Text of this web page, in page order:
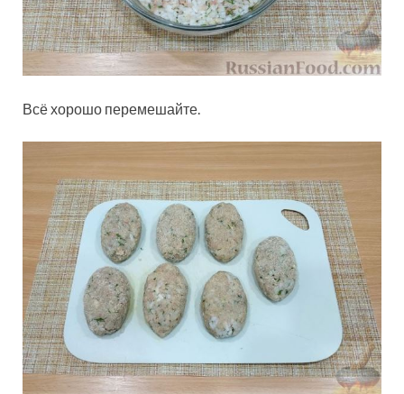
Всё хорошо перемешайте.